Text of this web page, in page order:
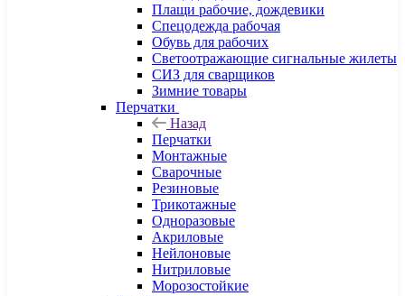
Плащи рабочие, дождевики
Спецодежда рабочая
Обувь для рабочих
Светоотражающие сигнальные жилеты
СИЗ для сварщиков
Зимние товары
Перчатки
Назад
Перчатки
Монтажные
Сварочные
Резиновые
Трикотажные
Одноразовые
Акриловые
Нейлоновые
Нитриловые
Морозостойкие